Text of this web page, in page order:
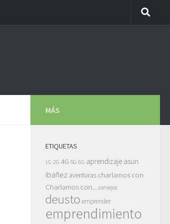
MÁS
ETIQUETAS
1G 2G 4G 5G 6G aprendizaje asun
ibañez aventuras charlamos con
Charlamos con... consejos
deusto emprender
emprendimiento